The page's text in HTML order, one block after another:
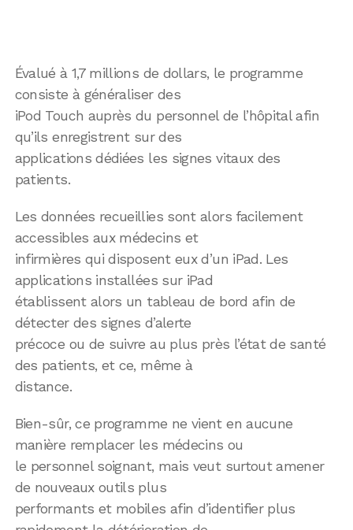
Évalué à 1,7 millions de dollars, le programme
consiste à généraliser des
iPod Touch auprès du personnel de l’hôpital afin
qu’ils enregistrent sur des
applications dédiées les signes vitaux des
patients.
Les données recueillies sont alors facilement
accessibles aux médecins et
infirmières qui disposent eux d’un iPad. Les
applications installées sur iPad
établissent alors un tableau de bord afin de
détecter des signes d’alerte
précoce ou de suivre au plus près l’état de santé
des patients, et ce, même à
distance.
Bien-sûr, ce programme ne vient en aucune
manière remplacer les médecins ou
le personnel soignant, mais veut surtout amener
de nouveaux outils plus
performants et mobiles afin d’identifier plus